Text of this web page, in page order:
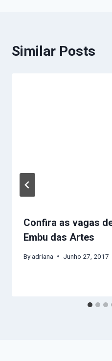
Similar Posts
Confira as vagas
Embu das Artes
Byadriana Junho 27, 2017